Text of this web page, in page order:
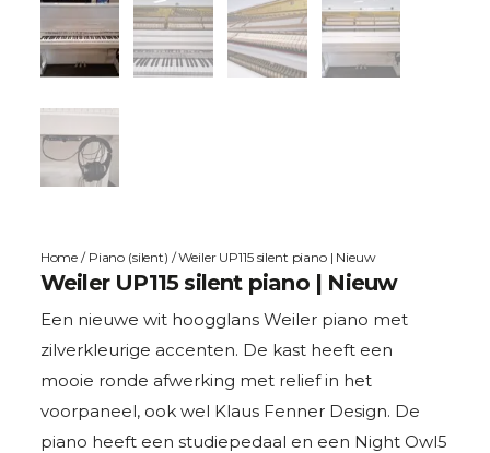
Home / Piano (silent) / Weiler UP115 silent piano | Nieuw
Weiler UP115 silent piano | Nieuw
Een nieuwe wit hoogglans Weiler piano met
zilverkleurige accenten. De kast heeft een
mooie ronde afwerking met relief in het
voorpaneel, ook wel Klaus Fenner Design. De
piano heeft een studiepedaal en een Night Owl5